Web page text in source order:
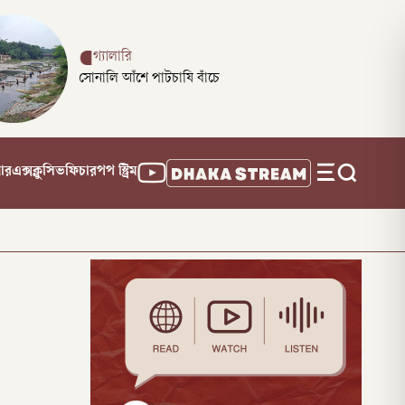
গ্যালারি
সোনালি আঁশে পাটচাষি বাঁচে
এক্সক্লুসিভফিচারপপ স্ট্রিম